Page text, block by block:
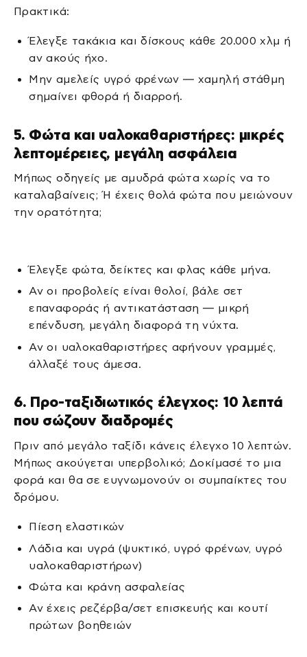
Πρακτικά:
Έλεγξε τακάκια και δίσκους κάθε 20.000 χλμ ή
αν ακούς ήχο.
Μην αμελείς υγρό φρένων — χαμηλή στάθμη
σημαίνει φθορά ή διαρροή.
5. Φώτα και υαλοκαθαριστήρες: μικρές
λεπτομέρειες, μεγάλη ασφάλεια
Μήπως οδηγείς με αμυδρά φώτα χωρίς να το
καταλαβαίνεις; Ή έχεις θολά φώτα που μειώνουν
την ορατότητα;
Έλεγξε φώτα, δείκτες και φλας κάθε μήνα.
Αν οι προβολείς είναι θολοί, βάλε σετ
επαναφοράς ή αντικατάσταση — μικρή
επένδυση, μεγάλη διαφορά τη νύχτα.
Αν οι υαλοκαθαριστήρες αφήνουν γραμμές,
άλλαξέ τους άμεσα.
6. Προ-ταξιδιωτικός έλεγχος: 10 λεπτά
που σώζουν διαδρομές
Πριν από μεγάλο ταξίδι κάνεις έλεγχο 10 λεπτών.
Μήπως ακούγεται υπερβολικό; Δοκίμασέ το μια
φορά και θα σε ευγνωμονούν οι συμπαίκτες του
δρόμου.
Πίεση ελαστικών
Λάδια και υγρά (ψυκτικό, υγρό φρένων, υγρό
υαλοκαθαριστήρων)
Φώτα και κράνη ασφαλείας
Αν έχεις ρεζέρβα/σετ επισκευής και κουτί
πρώτων βοηθειών